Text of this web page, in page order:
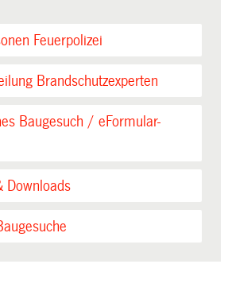
Feuerpolizei
Brandschutzexperten
Baugesuch / eFormular-
Downloads